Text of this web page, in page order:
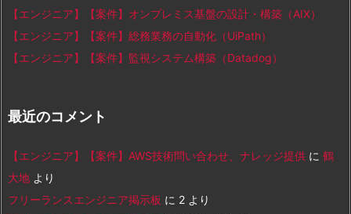
【エンジニア】【案件】オンプレミス基盤の設計・構築（AIX）
【エンジニア】【案件】総務業務の自動化（UiPath）
【エンジニア】【案件】監視システム構築（Datadog）
最近のコメント
【エンジニア】【案件】AWS技術問い合わせ、ナレッジ提供 に 鶴
大地 より
フリーランスエンジニア掲示板 に 2 より